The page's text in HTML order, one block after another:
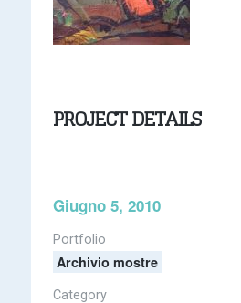
PROJECT DETAILS
Giugno 5, 2010
Portfolio
Archivio mostre
Category